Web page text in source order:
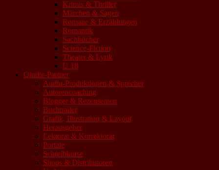
Krimis & Thriller
Märchen & Sagen
Romane & Erzählungen
Romantik
Sachbücher
Science-Fiction
Theater & Lyrik
U 18
Qindie-Partner
Audio-Produktionen & Sprecher
Autorencoaching
Blogger & Rezensenten
Buchtrailer
Grafik, Illustration & Layout
Herausgeber
Lektorat & Korrektorat
Portale
Schreibkurse
Shops & Distributoren